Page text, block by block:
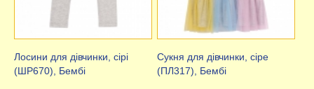
Лосини для дівчинки, сірі
(ШР670), Бембі
Сукня для дівчинки, сіре
(ПЛ317), Бембі